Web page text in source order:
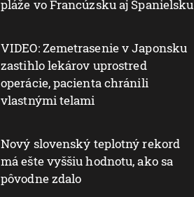
pláže vo Francúzsku aj Španielsku
VIDEO: Zemetrasenie v Japonsku
zastihlo lekárov uprostred
operácie, pacienta chránili
vlastnými telami
Nový slovenský teplotný rekord
má ešte vyššiu hodnotu, ako sa
pôvodne zdalo